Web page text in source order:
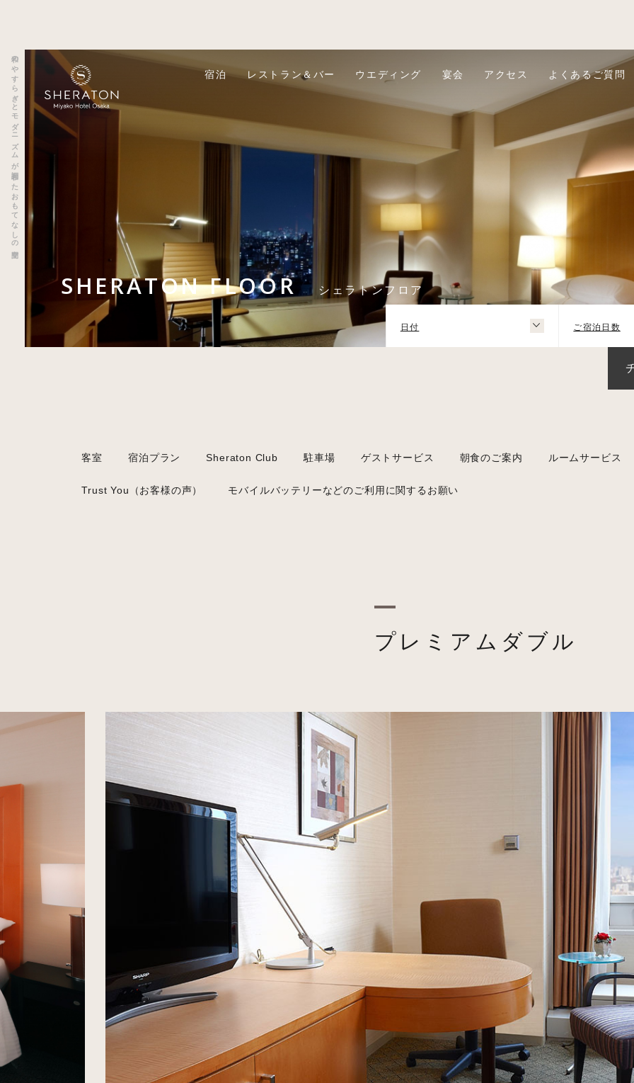
和のやすらぎとモダニズムが調和したおもてなしの空間 宿泊 レストラン＆バー ウエディング 宴会 アクセス よくあるご質問
SHERATON FLOOR シェラトンフロア
日付 ご宿泊日数
客室 宿泊プラン Sheraton Club 駐車場 ゲストサービス 朝食のご案内 ルームサービス
Trust You（お客様の声） モバイルバッテリーなどのご利用に関するお願い
プレミアムダブル